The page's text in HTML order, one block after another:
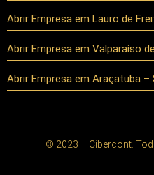
Abrir Empresa em Lauro de
Abrir Empresa em Valparaíso
Abrir Empresa em Araçatuba –
© 2023 – Cibercont.